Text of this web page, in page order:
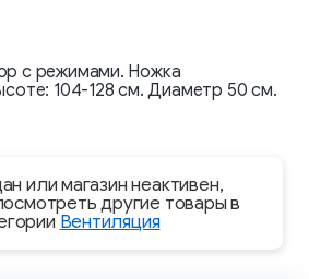
с режимами. Ножка
104-128 см. Диаметр 50 см.
или магазин неактивен,
другие товары в
Вентиляция